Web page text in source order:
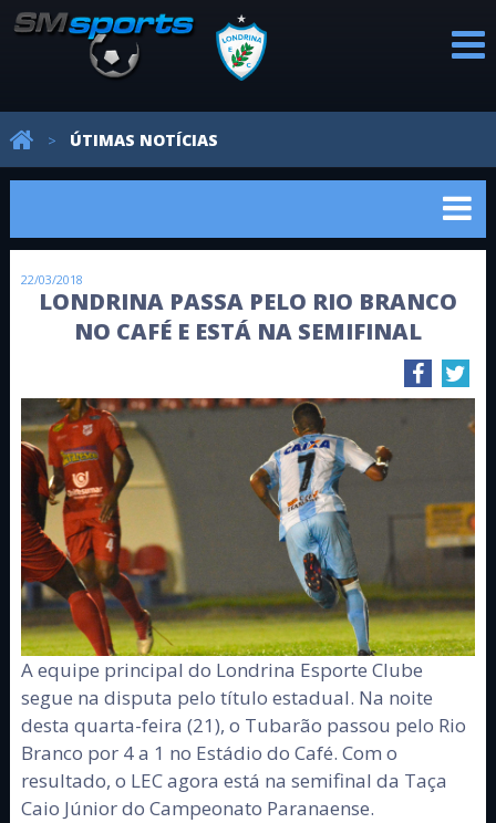
PROFISSIONALCATEGORIAS
DE BASE
> ÚTIMAS NOTÍCIAS
22/03/2018
LONDRINA PASSA PELO RIO BRANCO
NO CAFÉ E ESTÁ NA SEMIFINAL
A equipe principal do Londrina Esporte Clube
segue na disputa pelo título estadual. Na noite
desta quarta-feira (21), o Tubarão passou pelo Rio
Branco por 4 a 1 no Estádio do Café. Com o
resultado, o LEC agora está na semifinal da Taça
Caio Júnior do Campeonato Paranaense.